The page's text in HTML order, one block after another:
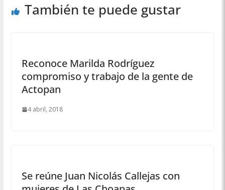
También te puede gustar
Reconoce Marilda Rodríguez
compromiso y trabajo de la gente de
Actopan
4 abril, 2018
Se reúne Juan Nicolás Callejas con